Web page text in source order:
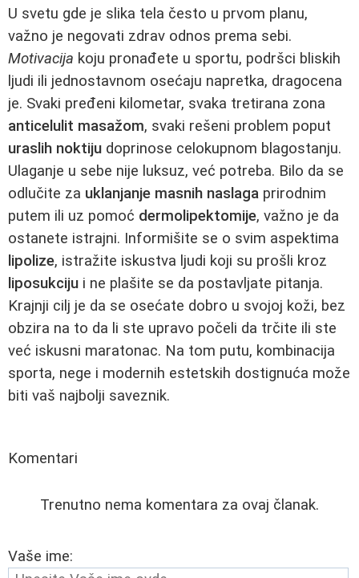
U svetu gde je slika tela često u prvom planu,
važno je negovati zdrav odnos prema sebi.
Motivacija koju pronađete u sportu, podršci bliskih
ljudi ili jednostavnom osećaju napretka, dragocena
je. Svaki pređeni kilometar, svaka tretirana zona
anticelulit masažom, svaki rešeni problem poput
uraslih noktiju doprinose celokupnom blagostanju.
Ulaganje u sebe nije luksuz, već potreba. Bilo da se
odlučite za uklanjanje masnih naslaga prirodnim
putem ili uz pomoć dermolipektomije, važno je da
ostanete istrajni. Informišite se o svim aspektima
lipolize, istražite iskustva ljudi koji su prošli kroz
liposukciju i ne plašite se da postavljate pitanja.
Krajnji cilj je da se osećate dobro u svojoj koži, bez
obzira na to da li ste upravo počeli da trčite ili ste
već iskusni maratonac. Na tom putu, kombinacija
sporta, nege i modernih estetskih dostignuća može
biti vaš najbolji saveznik.
Komentari
Trenutno nema komentara za ovaj članak.
Vaše ime: